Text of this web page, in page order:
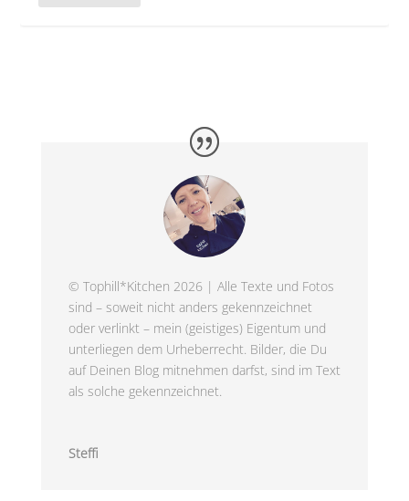
© Tophill*Kitchen 2026 | Alle Texte und Fotos
sind – soweit nicht anders gekennzeichnet
oder verlinkt – mein (geistiges) Eigentum und
unterliegen dem Urheberrecht. Bilder, die Du
auf Deinen Blog mitnehmen darfst, sind im Text
als solche gekennzeichnet.
Steffi